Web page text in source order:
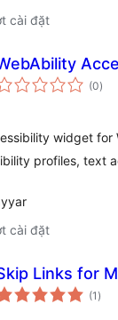
cài đặt
(0tổng
đánh
)
widget for
profiles, text
cài đặt
Links for
(1 tổng
đánh
)